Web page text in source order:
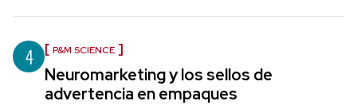
4 P&M SCIENCE
Neuromarketing y los sellos de
advertencia en empaques